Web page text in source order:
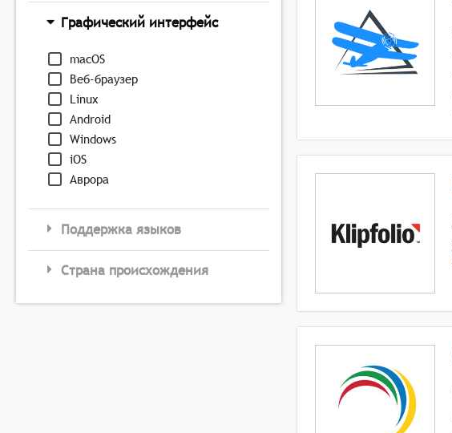
Графический интерфейс
macOS
Веб-браузер
Linux
Android
Windows
iOS
Аврора
Поддержка языков
Страна происхождения